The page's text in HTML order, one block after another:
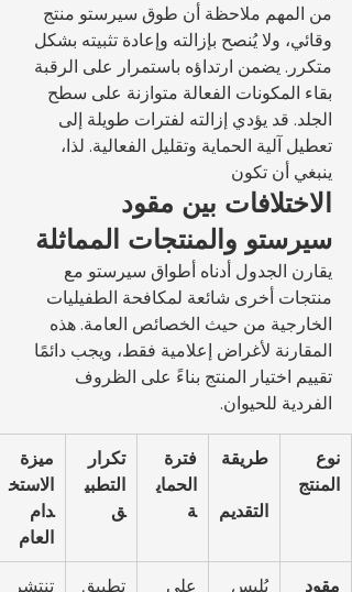
من المهم ملاحظة أن طوق سيرستو منتج
وقائي، ولا يُنصح بإزالته وإعادة تثبيته بشكل
متكرر. يضمن ارتداؤه باستمرار على الرقبة
بقاء المكونات الفعالة متوازنة على سطح
الجلد. قد يؤدي إزالته لفترات طويلة إلى
تعطيل آلية الحماية وتقليل الفعالية. لذا،
ينبغي أن تكون
الاختلافات بين مقود
سيرستو والمنتجات المماثلة
يقارن الجدول أدناه أطواق سيرستو مع
منتجات أخرى شائعة لمكافحة الطفيليات
الخارجية من حيث الخصائص العامة. هذه
المقارنة لأغراض إعلامية فقط، ويجب دائمًا
تقييم اختيار المنتج بناءً على الظروف
الفردية للحيوان.
نوع
المنتج
طريقة
التقديم
فترة
الحماي
ة
تكرار
التطبي
ق
ميزة
الاستخ
دام
العام
مقود يُلبس على تطبيق تنتشر